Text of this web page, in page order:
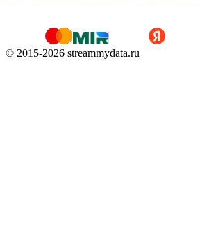
© 2015-2026 streammydata.ru